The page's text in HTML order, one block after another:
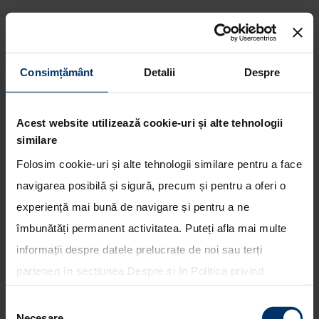
Consimțământ Detalii Despre
Acest website utilizează cookie-uri și alte tehnologii
similare
Folosim cookie-uri și alte tehnologii similare pentru a face
navigarea posibilă și sigură, precum și pentru a oferi o
experiență mai bună de navigare și pentru a ne
îmbunătăți permanent activitatea. Puteți afla mai multe
informații despre datele prelucrate de noi sau terți
parteneri în secțiunea Despre și în Politica privind
toate cookie-urile, una sau mai multe categorii sau să
Echipajele Hyundai Motorsport
sunt pregatite pentru noi
provocari in Raliul Portugaliei